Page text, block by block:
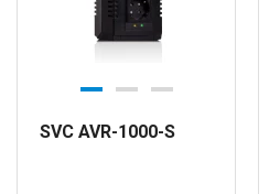
SVC AVR-1000-S